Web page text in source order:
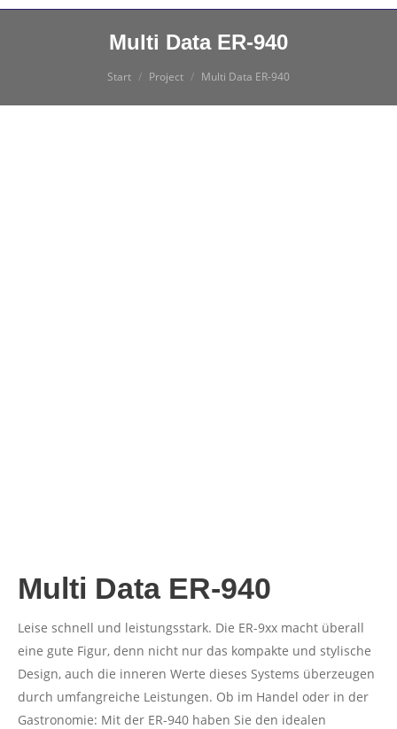
Multi Data ER-940
Sie befinden sich hier:
Start Project Multi Data ER-940
Multi Data ER-940
Leise schnell und leistungsstark. Die ER-9xx macht überall
eine gute Figur, denn nicht nur das kompakte und stylische
Design, auch die inneren Werte dieses Systems überzeugen
durch umfangreiche Leistungen. Ob im Handel oder in der
Gastronomie: Mit der ER-940 haben Sie den idealen